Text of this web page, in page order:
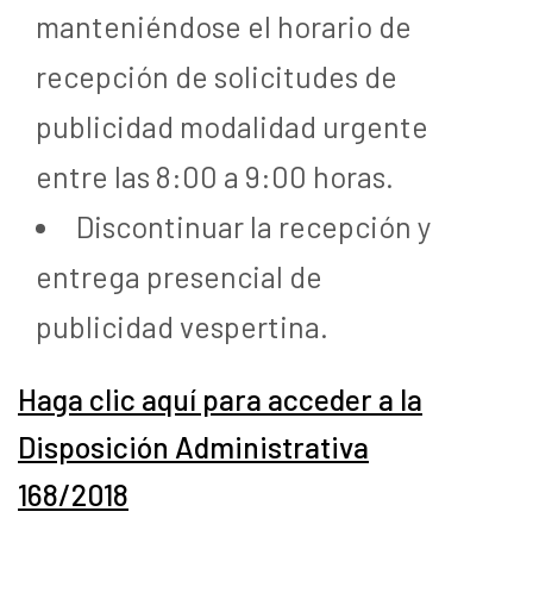
manteniéndose el horario de
recepción de solicitudes de
publicidad modalidad urgente
entre las 8:00 a 9:00 horas.
Discontinuar la recepción y
entrega presencial de
publicidad vespertina.
Haga clic aquí para acceder a la
Disposición Administrativa
168/2018